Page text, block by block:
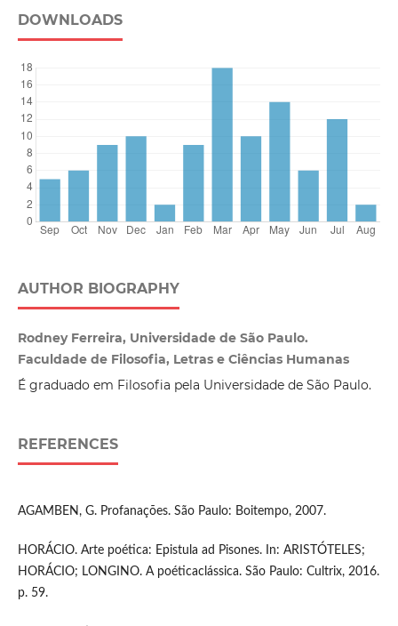
DOWNLOADS
AUTHOR BIOGRAPHY
Rodney Ferreira, Universidade de São Paulo.
Faculdade de Filosofia, Letras e Ciências Humanas
É graduado em Filosofia pela Universidade de São Paulo.
REFERENCES
AGAMBEN, G. Profanações. São Paulo: Boitempo, 2007.
HORÁCIO. Arte poética: Epistula ad Pisones. In: ARISTÓTELES;
HORÁCIO; LONGINO. A poéticaclássica. São Paulo: Cultrix, 2016.
p. 59.